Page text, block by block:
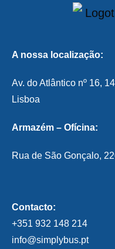
A nossa localização:
Av. do Atlântico nº 16,
Lisboa
Armazém – Ofícina:
Rua de São Gonçalo,
Contacto:
+351 932 148 214
info@simplybus.pt